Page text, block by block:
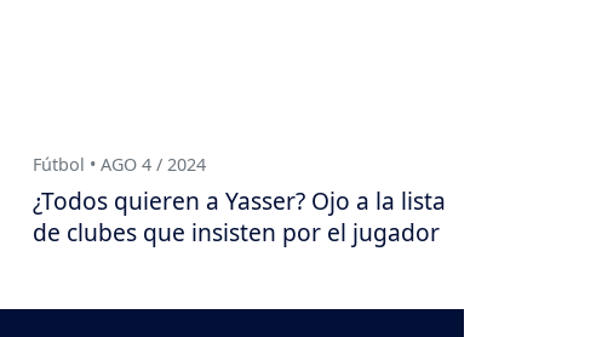
Fútbol • AGO 4 / 2024
¿Todos quieren a Yasser? Ojo a la lista
de clubes que insisten por el jugador